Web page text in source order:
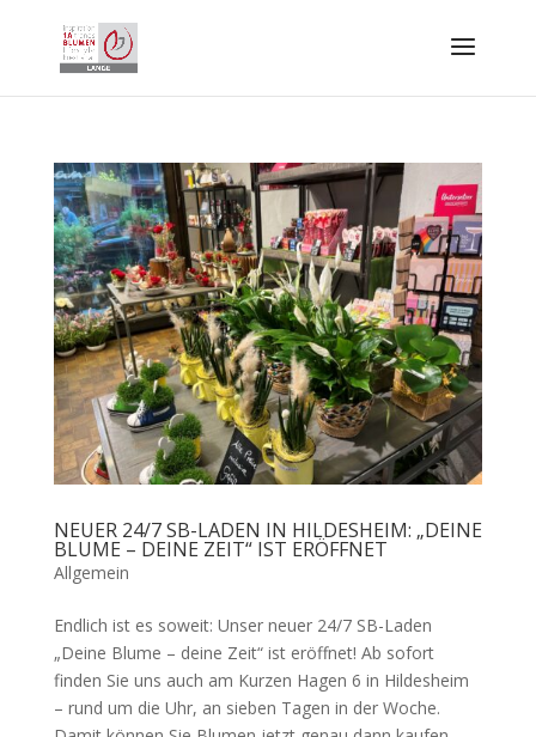
NEUER 24/7 SB-LADEN IN HILDESHEIM: „DEINE
BLUME – DEINE ZEIT“ IST ERÖFFNET
Allgemein
Endlich ist es soweit: Unser neuer 24/7 SB-Laden
„Deine Blume – deine Zeit“ ist eröffnet! Ab sofort
finden Sie uns auch am Kurzen Hagen 6 in Hildesheim
– rund um die Uhr, an sieben Tagen in der Woche.